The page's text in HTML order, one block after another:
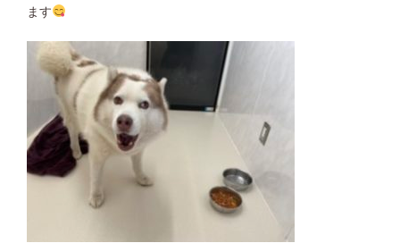
ます